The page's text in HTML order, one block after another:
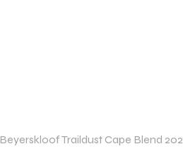
Beyerskloof Traildust Cape Blend